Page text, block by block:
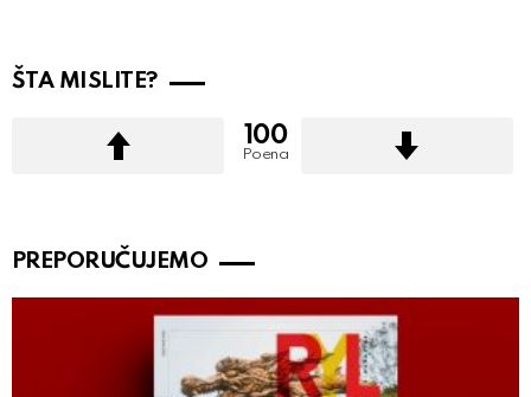
ŠTA MISLITE?
100
Poena
PREPORUČUJEMO